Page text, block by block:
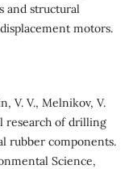
and structural
motors.
V. V., Melnikov, V.
research of drilling
rubber components.
Science,